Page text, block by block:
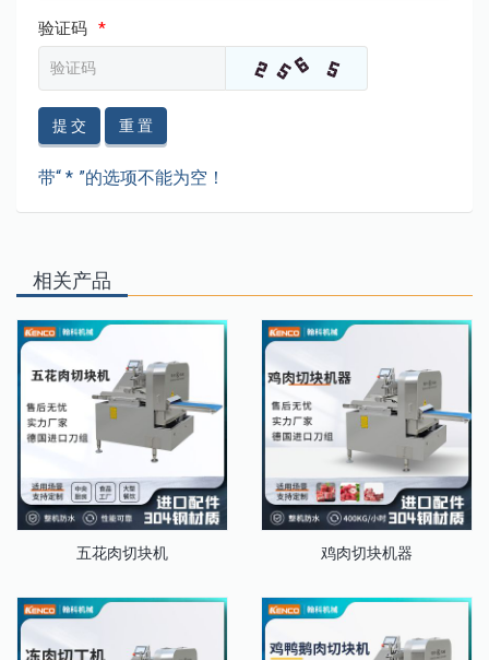
验证码 *
提 交 重 置
带“ * ”的选项不能为空！
相关产品
五花肉切块机 鸡肉切块机器